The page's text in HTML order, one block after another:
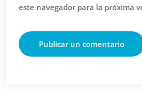
este navegador para la próxima